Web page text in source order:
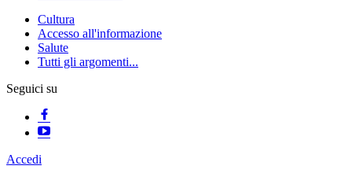
Cultura
Accesso all'informazione
Salute
Tutti gli argomenti...
Seguici su
Accedi